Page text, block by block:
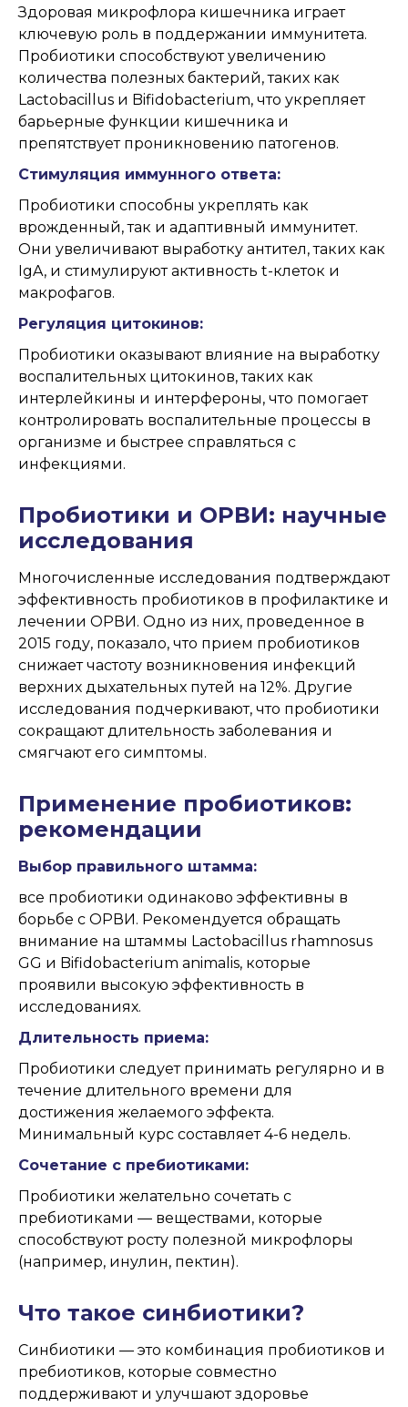
Здоровая микрофлора кишечника играет
ключевую роль в поддержании иммунитета.
Пробиотики способствуют увеличению
количества полезных бактерий, таких как
Lactobacillus и Bifidobacterium, что укрепляет
барьерные функции кишечника и
препятствует проникновению патогенов.
Стимуляция иммунного ответа:
Пробиотики способны укреплять как
врожденный, так и адаптивный иммунитет.
Они увеличивают выработку антител, таких как
IgA, и стимулируют активность t-клеток и
макрофагов.
Регуляция цитокинов:
Пробиотики оказывают влияние на выработку
воспалительных цитокинов, таких как
интерлейкины и интерфероны, что помогает
контролировать воспалительные процессы в
организме и быстрее справляться с
инфекциями.
Пробиотики и ОРВИ: научные
исследования
Многочисленные исследования подтверждают
эффективность пробиотиков в профилактике и
лечении ОРВИ. Одно из них, проведенное в
2015 году, показало, что прием пробиотиков
снижает частоту возникновения инфекций
верхних дыхательных путей на 12%. Другие
исследования подчеркивают, что пробиотики
сокращают длительность заболевания и
смягчают его симптомы.
Применение пробиотиков:
рекомендации
Выбор правильного штамма:
все пробиотики одинаково эффективны в
борьбе с ОРВИ. Рекомендуется обращать
внимание на штаммы Lactobacillus rhamnosus
GG и Bifidobacterium animalis, которые
проявили высокую эффективность в
исследованиях.
Длительность приема:
Пробиотики следует принимать регулярно и в
течение длительного времени для
достижения желаемого эффекта.
Минимальный курс составляет 4-6 недель.
Сочетание с пребиотиками:
Пробиотики желательно сочетать с
пребиотиками — веществами, которые
способствуют росту полезной микрофлоры
(например, инулин, пектин).
Что такое синбиотики?
Синбиотики — это комбинация пробиотиков и
пребиотиков, которые совместно
поддерживают и улучшают здоровье